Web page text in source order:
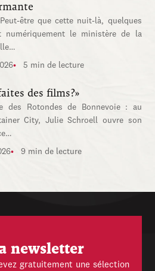
être que cette nuit-là, quelques
numériquement le ministère de la
5 min de lecture
des films?»
des Rotondes de Bonnevoie : au
City, Julie Schroell ouvre son
9 min de lecture
newsletter
gratuitement une sélection